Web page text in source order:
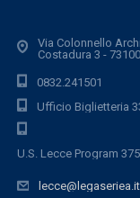
Via Colonnello
Costadura 3 -
0832.241501
Ufficio Biglietteria
U.S. Lecce Program
lecce@legaseriea.it